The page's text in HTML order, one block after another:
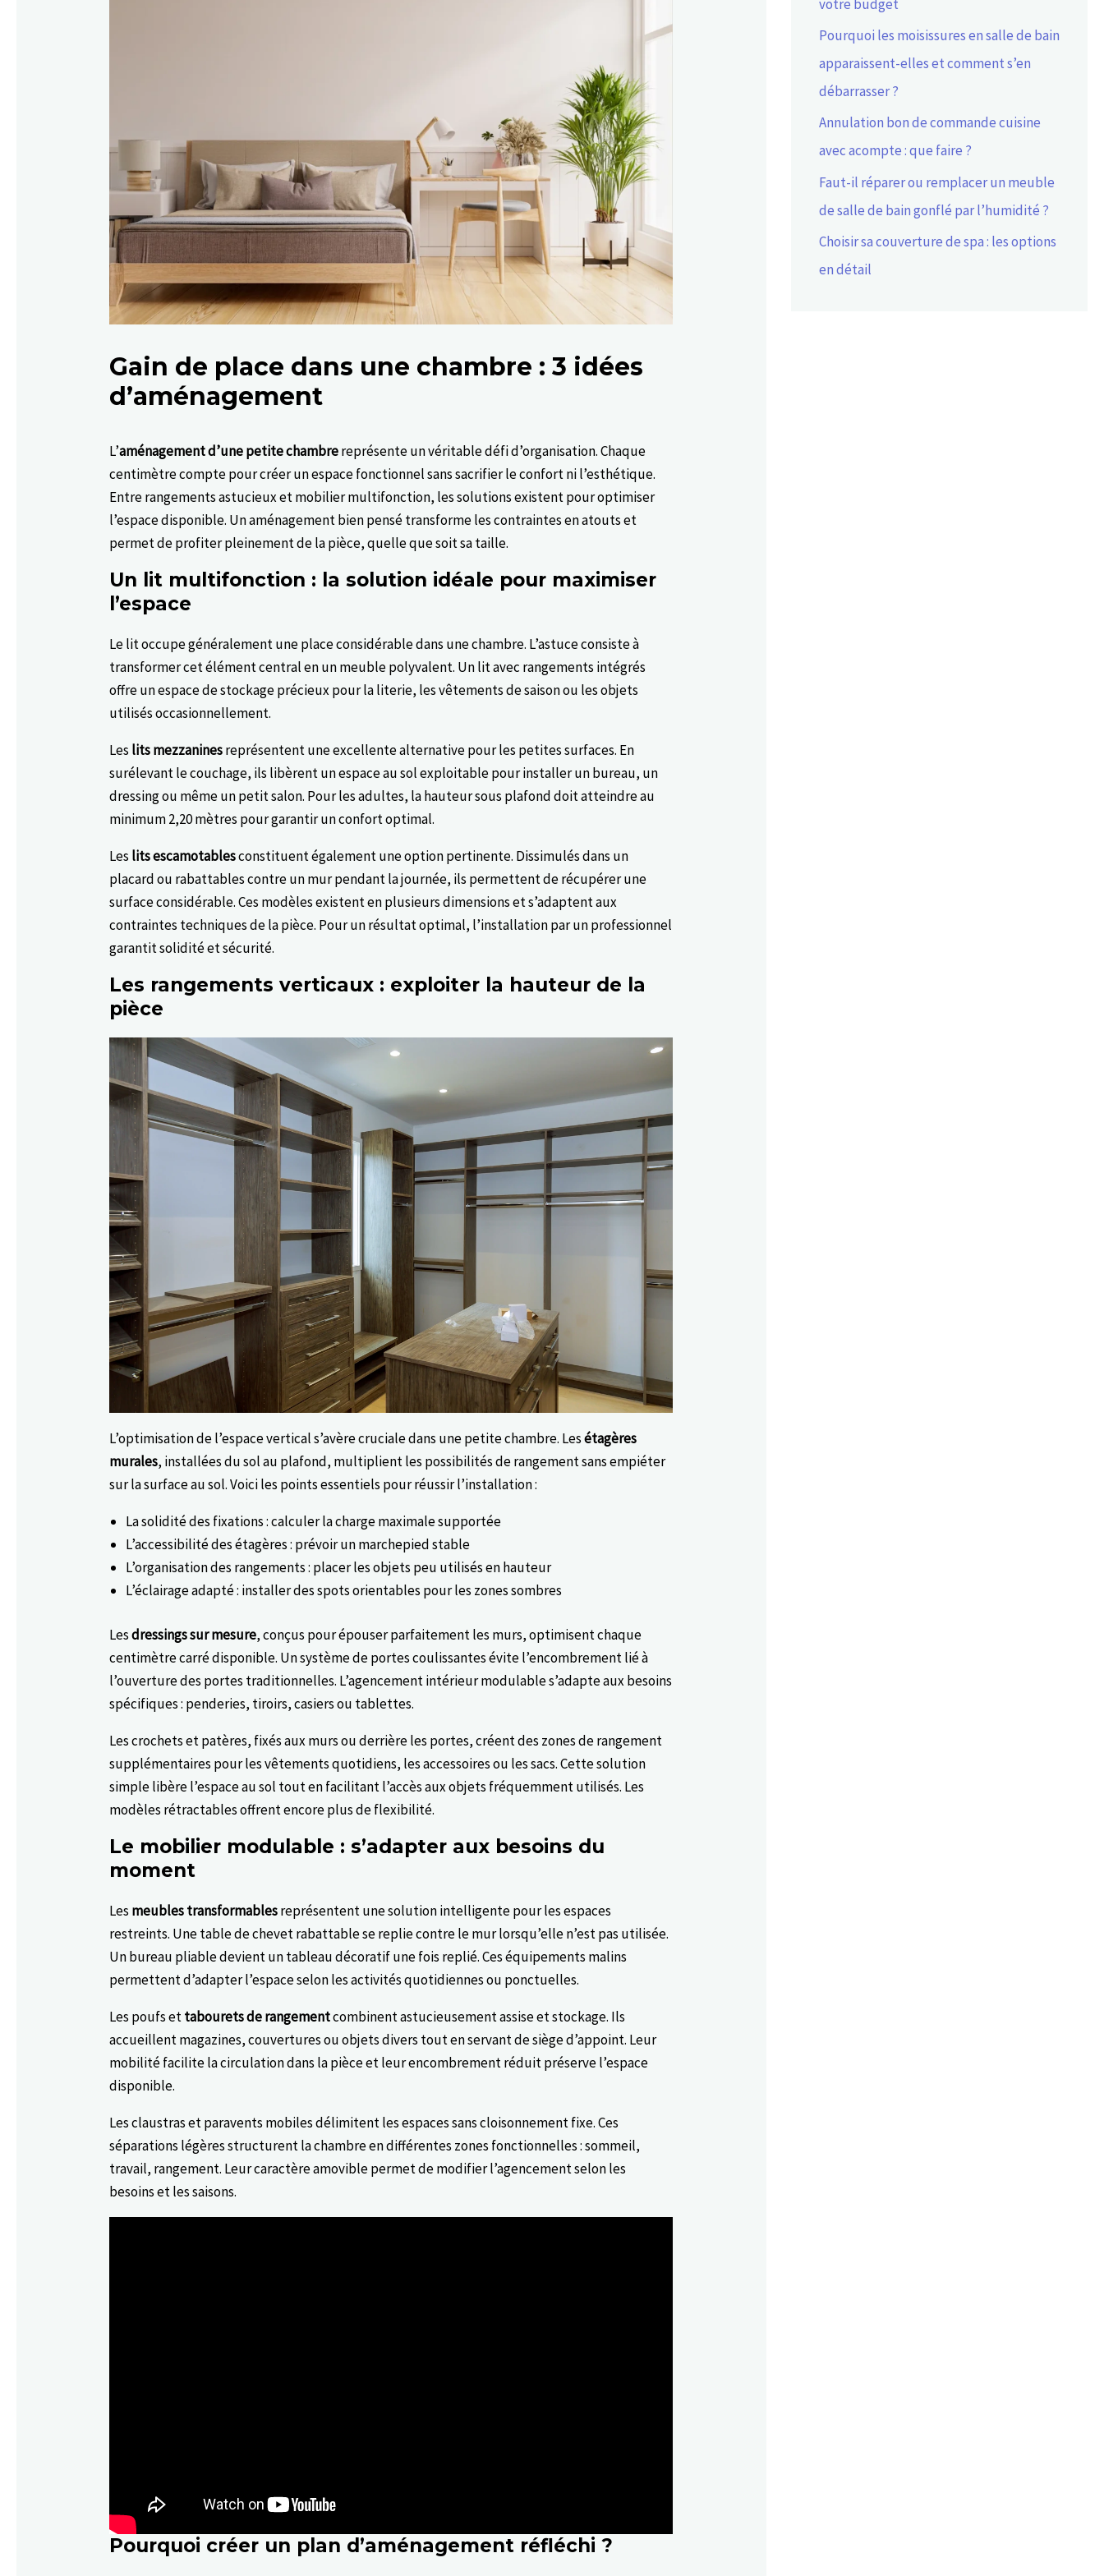
Gain de place dans une chambre : 3 idées
d’aménagement
L’aménagement d’une petite chambrereprésente un véritable défi d’organisation. Chaque
centimètre compte pour créer un espace fonctionnel sans sacrifier le confort ni l’esthétique.
Entre rangements astucieux et mobilier multifonction, les solutions existent pour optimiser
l’espace disponible. Un aménagement bien pensé transforme les contraintes en atouts et
permet de profiter pleinement de la pièce, quelle que soit sa taille.
Un lit multifonction : la solution idéale pour maximiser
l’espace
Le lit occupe généralement une place considérable dans une chambre. L’astuce consiste à
transformer cet élément central en un meuble polyvalent. Un lit avec rangements intégrés
offre un espace de stockage précieux pour la literie, les vêtements de saison ou les objets
utilisés occasionnellement.
Les lits mezzaninesreprésentent une excellente alternative pour les petites surfaces. En
surélevant le couchage, ils libèrent un espace au sol exploitable pour installer un bureau, un
dressing ou même un petit salon. Pour les adultes, la hauteur sous plafond doit atteindre au
minimum 2,20 mètres pour garantir un confort optimal.
Les lits escamotablesconstituent également une option pertinente. Dissimulés dans un
placard ou rabattables contre un mur pendant la journée, ils permettent de récupérer une
surface considérable. Ces modèles existent en plusieurs dimensions et s’adaptent aux
contraintes techniques de la pièce. Pour un résultat optimal, l’installation par un professionnel
garantit solidité et sécurité.
Les rangements verticaux : exploiter la hauteur de la
pièce
L’optimisation de l’espace vertical s’avère cruciale dans une petite chambre. Lesétagères
murales, installées du sol au plafond, multiplient les possibilités de rangement sans empiéter
sur la surface au sol. Voici les points essentiels pour réussir l’installation :
La solidité des fixations : calculer la charge maximale supportée
L’accessibilité des étagères : prévoir un marchepied stable
L’organisation des rangements : placer les objets peu utilisés en hauteur
L’éclairage adapté : installer des spots orientables pour les zones sombres
Lesdressings sur mesure, conçus pour épouser parfaitement les murs, optimisent chaque
centimètre carré disponible. Un système de portes coulissantes évite l’encombrement lié à
l’ouverture des portes traditionnelles. L’agencement intérieur modulable s’adapte aux besoins
spécifiques : penderies, tiroirs, casiers ou tablettes.
Les crochets et patères, fixés aux murs ou derrière les portes, créent des zones de rangement
supplémentaires pour les vêtements quotidiens, les accessoires ou les sacs. Cette solution
simple libère l’espace au sol tout en facilitant l’accès aux objets fréquemment utilisés. Les
modèles rétractables offrent encore plus de flexibilité.
Le mobilier modulable : s’adapter aux besoins du
moment
Les meubles transformablesreprésentent une solution intelligente pour les espaces
restreints. Une table de chevet rabattable se replie contre le mur lorsqu’elle n’est pas utilisée.
Un bureau pliable devient un tableau décoratif une fois replié. Ces équipements malins
permettent d’adapter l’espace selon les activités quotidiennes ou ponctuelles.
Les poufs ettabourets de rangementcombinent astucieusement assise et stockage. Ils
accueillent magazines, couvertures ou objets divers tout en servant de siège d’appoint. Leur
mobilité facilite la circulation dans la pièce et leur encombrement réduit préserve l’espace
disponible.
Les claustras et paravents mobiles délimitent les espaces sans cloisonnement fixe. Ces
séparations légères structurent la chambre en différentes zones fonctionnelles : sommeil,
travail, rangement. Leur caractère amovible permet de modifier l’agencement selon les
besoins et les saisons.
Pourquoi créer un plan d’aménagement réfléchi ?
votre budget
Pourquoi les moisissures en salle de bain
apparaissent-elles et comment s’en
débarrasser ?
Annulation bon de commande cuisine
avec acompte : que faire ?
Faut-il réparer ou remplacer un meuble
de salle de bain gonflé par l’humidité ?
Choisir sa couverture de spa : les options
en détail